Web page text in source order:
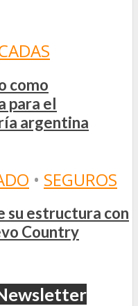
como
para el
argentina
• SEGUROS
su estructura con
Country